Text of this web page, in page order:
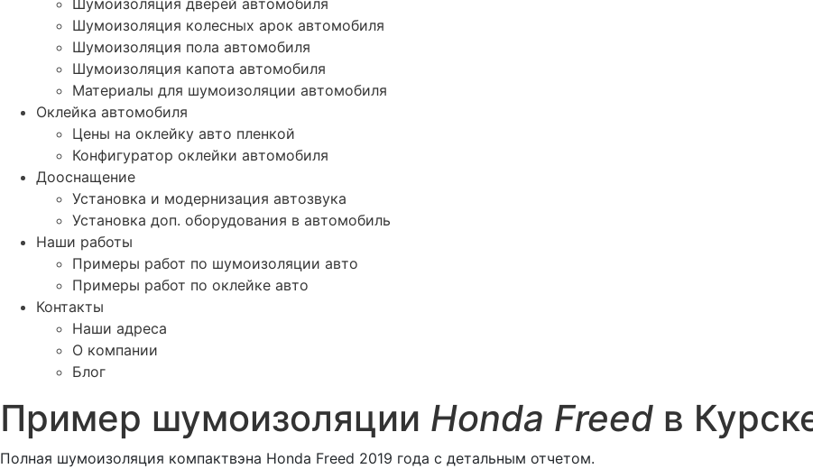
Шумоизоляция колесных арок автомобиля
Шумоизоляция пола автомобиля
Шумоизоляция капота автомобиля
Материалы для шумоизоляции автомобиля
Оклейка автомобиля
Цены на оклейку авто пленкой
Конфигуратор оклейки автомобиля
Дооснащение
Установка и модернизация автозвука
Установка доп. оборудования в автомобиль
Наши работы
Примеры работ по шумоизоляции авто
Примеры работ по оклейке авто
Контакты
Наши адреса
О компании
Блог
Пример шумоизоляции Honda Freed в
Полная шумоизоляция компактвэна Honda Freed 2019 года с детальным отчетом.